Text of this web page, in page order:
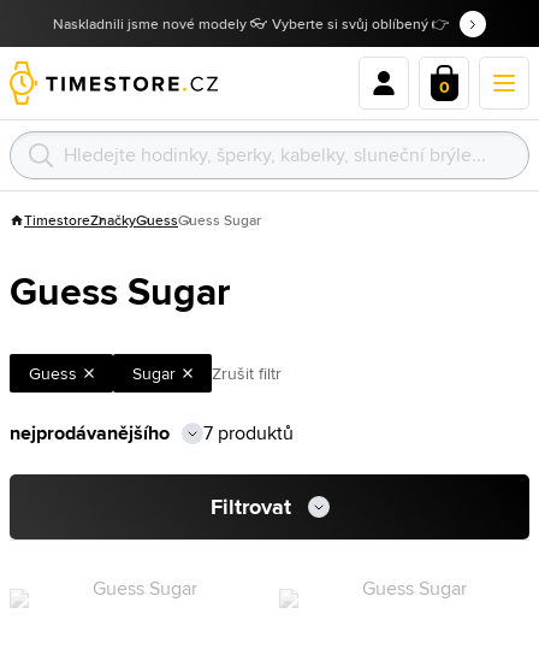
Naskladnili jsme nové modely 👓 Vyberte si svůj oblíbený 👉
0
TimestoreZnačkyGuessGuess Sugar
Guess Sugar
Guess Sugar Zrušit filtr
7 produktů
Filtrovat